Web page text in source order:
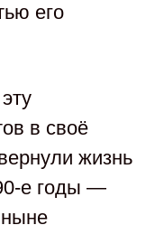
его
в своё
жизнь
е годы —